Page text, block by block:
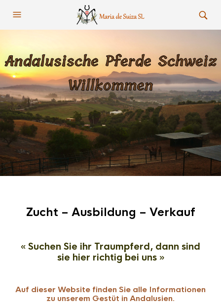
Andalusische Pferde Schweiz
Willkommen
Zucht – Ausbildung – Verkauf
« Suchen Sie ihr Traumpferd, dann sind
sie hier richtig bei uns »
Auf dieser Website finden Sie alle Informationen
zu unserem Gestüt in Andalusien.